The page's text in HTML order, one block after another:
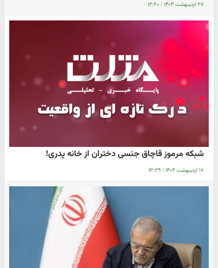
۲۷ اردیبهشت ۱۴۰۴ | ۱۲:۲۰
شبکه مرموز قاچاق جنسی دختران از خانه پدری!
۱۷ اردیبهشت ۱۴۰۴ | ۱۳:۳۹